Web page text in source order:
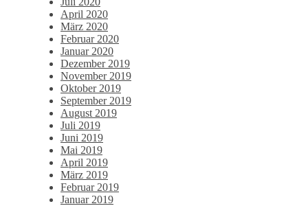
April 2020
März 2020
Februar 2020
Januar 2020
Dezember 2019
November 2019
Oktober 2019
September 2019
August 2019
Juli 2019
Juni 2019
Mai 2019
April 2019
März 2019
Februar 2019
Januar 2019